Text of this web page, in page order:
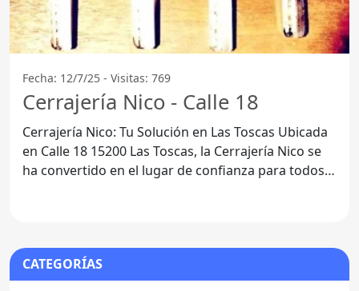
Fecha: 12/7/25 - Visitas: 769
Cerrajería Nico - Calle 18
Cerrajería Nico: Tu Solución en Las Toscas Ubicada
en Calle 18 15200 Las Toscas, la Cerrajería Nico se
ha convertido en el lugar de confianza para todos
CATEGORÍAS